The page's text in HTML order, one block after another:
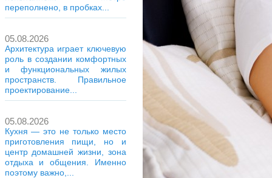
переполнено, в пробках...
05.08.2026
Архитектура играет ключевую
роль в создании комфортных
и функциональных жилых
пространств. Правильное
проектирование...
05.08.2026
Кухня — это не только место
приготовления пищи, но и
центр домашней жизни, зона
отдыха и общения. Именно
поэтому важно,...